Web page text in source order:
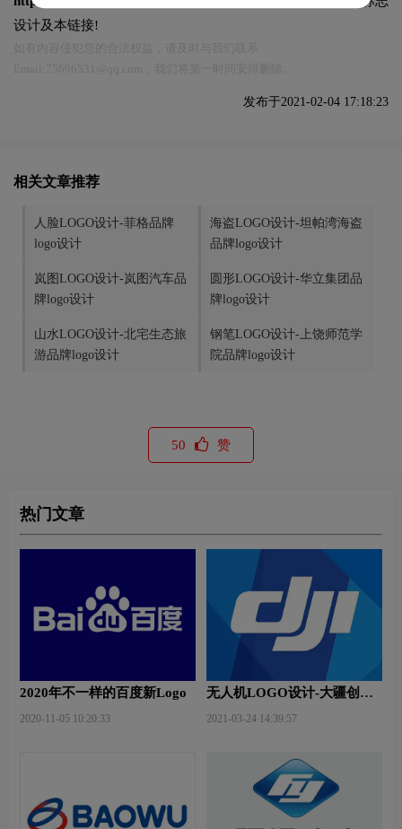
设计及本链接!
发布于2021-02-04 17:18:23
相关文章推荐
人脸LOGO设计-菲格品牌
logo设计
海盗LOGO设计-坦帕湾海盗
品牌logo设计
岚图LOGO设计-岚图汽车品
牌logo设计
圆形LOGO设计-华立集团品
牌logo设计
山水LOGO设计-北宅生态旅
游品牌logo设计
钢笔LOGO设计-上饶师范学
院品牌logo设计
50 赞
热门文章
2020年不一样的百度新Logo
2020-11-05 10:20:33
无人机LOGO设计-大疆创新
2021-03-24 14:39:57